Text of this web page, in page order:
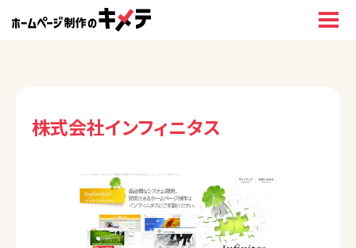
株式会社インフィニタス